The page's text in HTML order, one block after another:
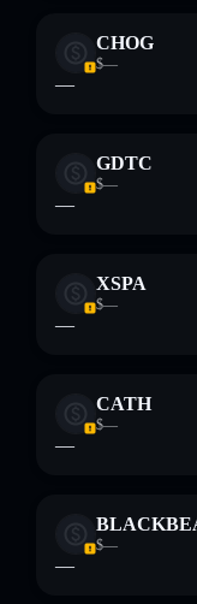
CHOG
$—
—
GDTC
$—
—
XSPA
$—
—
CATH
$—
—
$—
—